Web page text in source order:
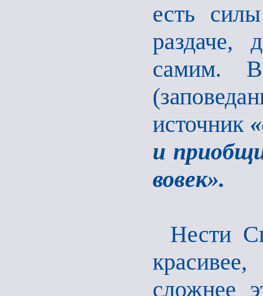
есть
раздаче,
самим.
источник
и
вовек».
Нести
сложнее